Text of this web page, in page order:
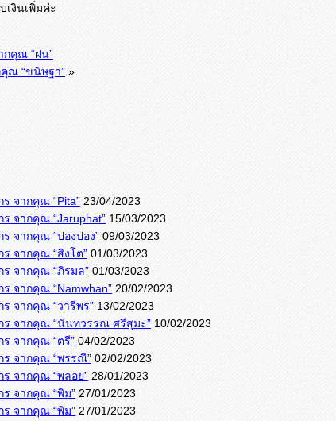
เงินเพิ่มค่ะ
คุณ “ฝน”
ณ “ขนิษฐา” »
จากคุณ “Pita” 23/04/2023
จากคุณ “Jaruphat” 15/03/2023
จากคุณ “ปองปอง” 09/03/2023
จากคุณ “สิงโต” 01/03/2023
จากคุณ “ภิรมล” 01/03/2023
จากคุณ “Namwhan” 20/02/2023
จากคุณ “วารีพร” 13/02/2023
จากคุณ “นันทวรรณ ศรีสุมะ” 10/02/2023
จากคุณ “ตรี” 04/02/2023
จากคุณ “พรรณี” 02/02/2023
จากคุณ “พลอย” 28/01/2023
จากคุณ “พิม” 27/01/2023
จากคุณ “พิม” 27/01/2023